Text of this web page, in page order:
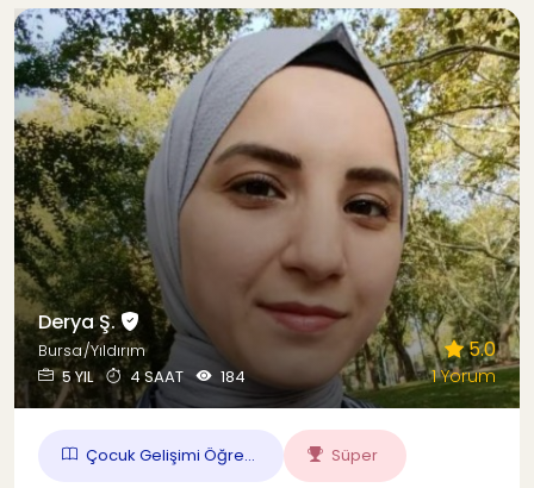
Derya Ş.
Bursa/Yıldırım
5 YIL
4 SAAT 184
5.0
1 Yorum
Çocuk Gelişimi Öğre... Süper